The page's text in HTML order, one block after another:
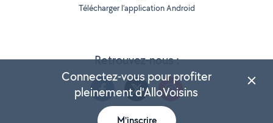
Retrouvez-nous :
Télécharger l’application Android
Connectez-vous pour profiter
pleinement d'AlloVoisins
M'inscrire